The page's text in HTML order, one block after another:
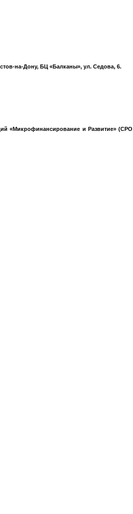
на-Дону, БЦ «Балканы», ул. Седова, 6.
«Микрофинансирование и Развитие»